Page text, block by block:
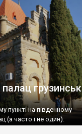
пункті на південному
(а часто і не один).